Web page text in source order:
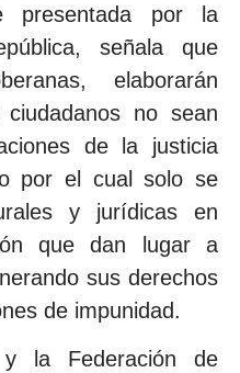
presentada por la
señala que
elaborarán
no sean
de la justicia
por el cual solo se
y jurídicas en
que dan lugar a
sus derechos
de impunidad.
y la Federación de